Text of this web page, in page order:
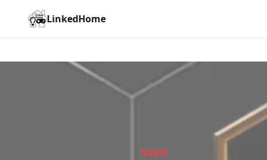
LinkedHome
NEWS